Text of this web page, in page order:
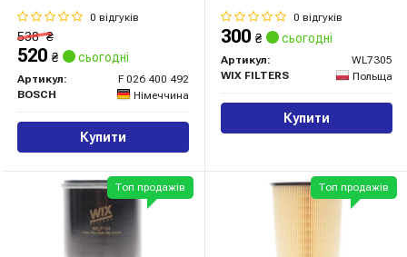
0 відгуків
538₴
520 ₴ сьогодні
Артикул:
F 026 400 492
BOSCH
Німеччина
Купити
0 відгуків
300 ₴ сьогодні
Артикул:
WL7305
WIX FILTERS
Польща
Купити
Топ продажів Топ продажів